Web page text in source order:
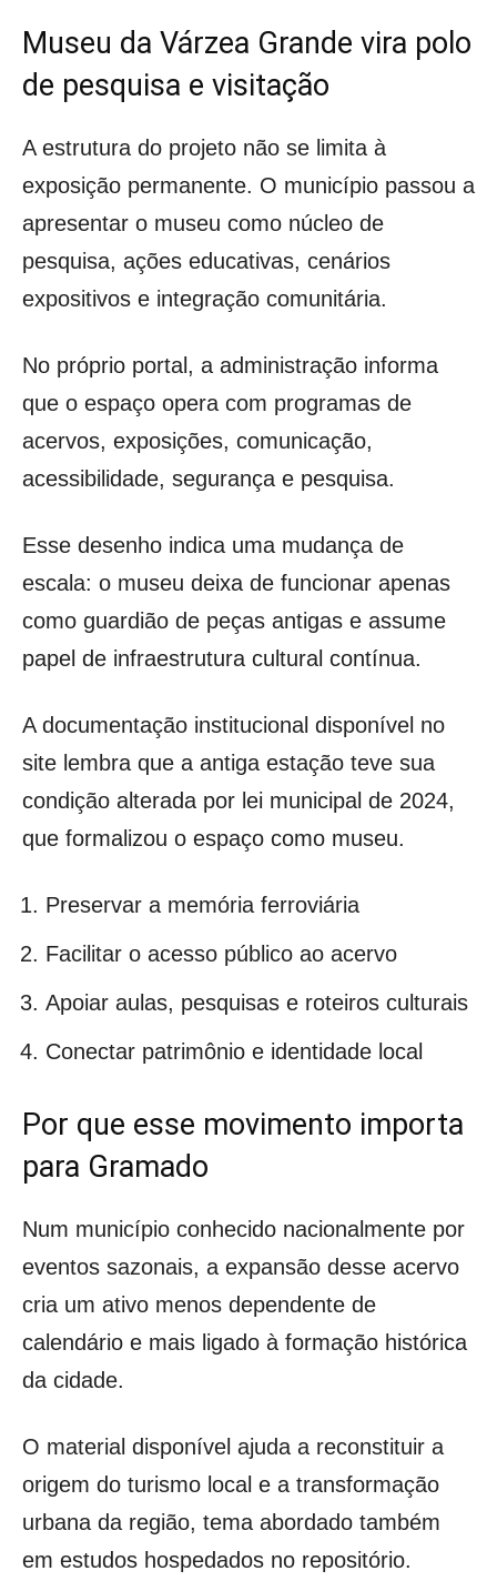
Museu da Várzea Grande vira polo
de pesquisa e visitação
A estrutura do projeto não se limita à
exposição permanente. O município passou a
apresentar o museu como núcleo de
pesquisa, ações educativas, cenários
expositivos e integração comunitária.
No próprio portal, a administração informa
que o espaço opera com programas de
acervos, exposições, comunicação,
acessibilidade, segurança e pesquisa.
Esse desenho indica uma mudança de
escala: o museu deixa de funcionar apenas
como guardião de peças antigas e assume
papel de infraestrutura cultural contínua.
A documentação institucional disponível no
site lembra que a antiga estação teve sua
condição alterada por lei municipal de 2024,
que formalizou o espaço como museu.
Preservar a memória ferroviária
Facilitar o acesso público ao acervo
Apoiar aulas, pesquisas e roteiros culturais
Conectar patrimônio e identidade local
Por que esse movimento importa
para Gramado
Num município conhecido nacionalmente por
eventos sazonais, a expansão desse acervo
cria um ativo menos dependente de
calendário e mais ligado à formação histórica
da cidade.
O material disponível ajuda a reconstituir a
origem do turismo local e a transformação
urbana da região, tema abordado também
em estudos hospedados no repositório.